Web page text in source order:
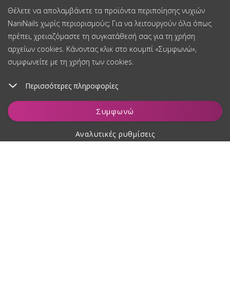
Θέλετε να απολαμβάνετε τα προϊόντα περιποίησης νυχιών
NaniNails χωρίς περιορισμούς; Για να λειτουργούν όλα όπως
πρέπει, χρειαζόμαστε τη συγκατάθεσή σας για τη χρήση
αρχείων cookies. Κάνοντας κλικ στο κουμπί «Συμφωνώ»,
συμφωνείτε με τη χρήση των cookies.
Περισσότερες πληροφορίες
Συμφωνώ
Αναλυτικές ρυθμίσεις
Προσθήκη στο καλάθι